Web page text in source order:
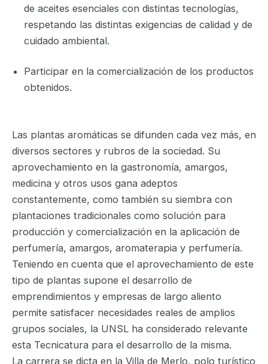
de aceites esenciales con distintas tecnologías,
respetando las distintas exigencias de calidad y de
cuidado ambiental.
Participar en la comercialización de los productos
obtenidos.
Las plantas aromáticas se difunden cada vez más, en
diversos sectores y rubros de la sociedad. Su
aprovechamiento en la gastronomía, amargos,
medicina y otros usos gana adeptos
constantemente, como también su siembra con
plantaciones tradicionales como solución para
producción y comercialización en la aplicación de
perfumería, amargos, aromaterapia y perfumería.
Teniendo en cuenta que el aprovechamiento de este
tipo de plantas supone el desarrollo de
emprendimientos y empresas de largo aliento
permite satisfacer necesidades reales de amplios
grupos sociales, la UNSL ha considerado relevante
esta Tecnicatura para el desarrollo de la misma.
La carrera se dicta en la Villa de Merlo, polo turístico